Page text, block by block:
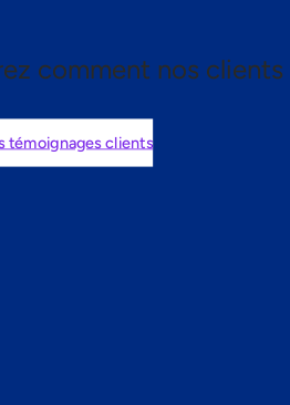
comment nos
témoignages clients